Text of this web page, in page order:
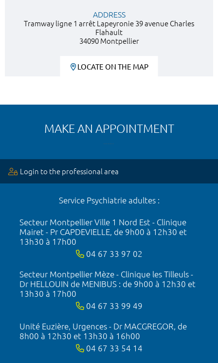
ADDRESS
Tramway ligne 1 arrêt Lapeyronie 39 avenue Charles
Flahault
34090 Montpellier
LOCATE ON THE MAP
MAKE AN APPOINTMENT
Login to the professional area
Service Psychiatrie adultes :
Secteur Montpellier Ville 1 Nord Est - Clinique
Mairet - Pr CAPDEVIELLE, de 9h00 à 12h30 et
13h30 à 17h00
04 67 33 97 02
Secteur Montpellier Mèze - Clinique les Tilleuls -
Dr HELLOUIN de MENIBUS : de 9h00 à 12h30 et
13h30 à 17h00
04 67 33 99 49
Unité Euzière, Urgences - Dr MACGREGOR, de
8h00 à 12h30 et 13h30 à 16h00
04 67 33 54 14